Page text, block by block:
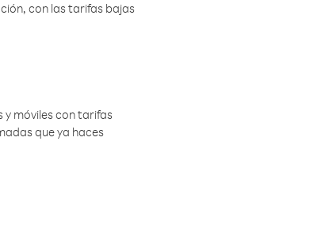
con las tarifas bajas
y móviles con tarifas
que ya haces